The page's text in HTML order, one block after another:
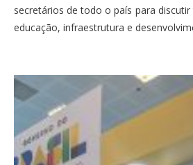
secretários de todo o país para
educação, infraestrutura e